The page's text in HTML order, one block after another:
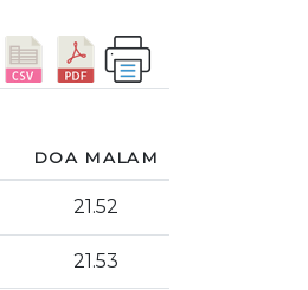
DOA MALAM
21.52
21.53